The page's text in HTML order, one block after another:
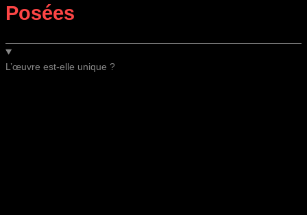
Posées
L’œuvre est-elle unique ?